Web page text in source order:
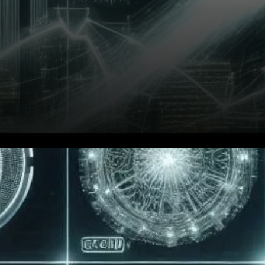
Aptos (APT) émerge comme
un acteur puissant sur le
marché des cryptomonnaies,